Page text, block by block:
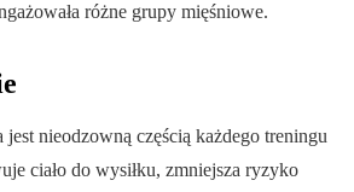
różne grupy mięśniowe.
jest nieodzowną częścią każdego treningu
ciało do wysiłku, zmniejsza ryzyko